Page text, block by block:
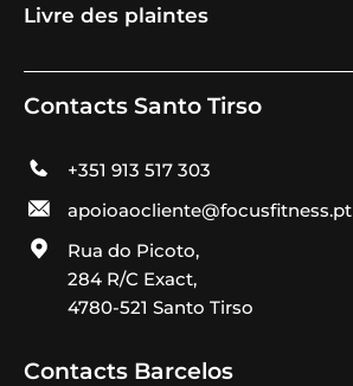
Livre des plaintes
Contacts Santo Tirso
+351 913 517 303
apoioaocliente@focusfitness.pt
Rua do Picoto,
284 R/C Exact,
4780-521 Santo Tirso
Contacts Barcelos